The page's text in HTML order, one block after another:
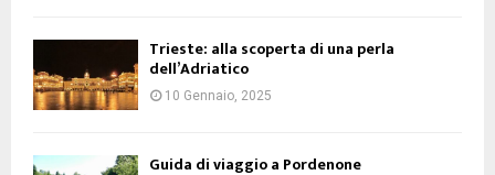
Trieste: alla scoperta di una perla
dell’Adriatico
10 Gennaio, 2025
Guida di viaggio a Pordenone